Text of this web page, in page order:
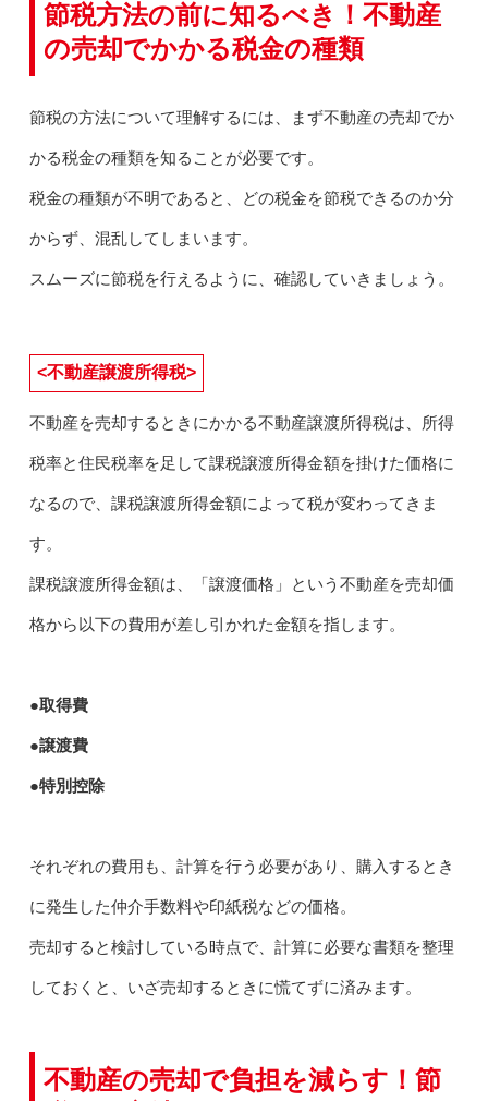
節税方法の前に知るべき！不動産
の売却でかかる税金の種類
節税の方法について理解するには、まず不動産の売却でか
かる税金の種類を知ることが必要です。
税金の種類が不明であると、どの税金を節税できるのか分
からず、混乱してしまいます。
スムーズに節税を行えるように、確認していきましょう。
<不動産譲渡所得税>
不動産を売却するときにかかる不動産譲渡所得税は、所得
税率と住民税率を足して課税譲渡所得金額を掛けた価格に
なるので、課税譲渡所得金額によって税が変わってきま
す。
課税譲渡所得金額は、「譲渡価格」という不動産を売却価
格から以下の費用が差し引かれた金額を指します。
●取得費
●譲渡費
●特別控除
それぞれの費用も、計算を行う必要があり、購入するとき
に発生した仲介手数料や印紙税などの価格。
売却すると検討している時点で、計算に必要な書類を整理
しておくと、いざ売却するときに慌てずに済みます。
不動産の売却で負担を減らす！節